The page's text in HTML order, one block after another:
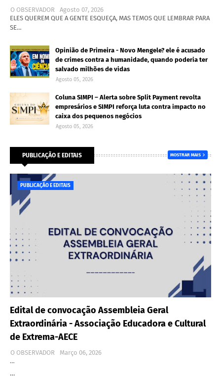
O OBSERVADOR
Agosto 07, 2026
ELES QUEREM QUE A GENTE ESQUEÇA, MAS TEMOS QUE LEMBRAR PARA
SE…
Opinião de Primeira - Novo Mengele? ele é acusado
de crimes contra a humanidade, quando poderia ter
salvado milhões de vidas
Agosto 05, 2026
Coluna SIMPI – Alerta sobre Split Payment revolta
empresários e SIMPI reforça luta contra impacto no
caixa dos pequenos negócios
Agosto 05, 2026
PUBLICAÇÃO E EDITAIS MOSTRAR MAIS
PUBLICAÇÃO E EDITAIS
Edital de convocação Assembleia Geral
Extraordinária - Associação Educadora e Cultural
de Extrema-AECE
O OBSERVADOR
Março 06, 2026
…
…